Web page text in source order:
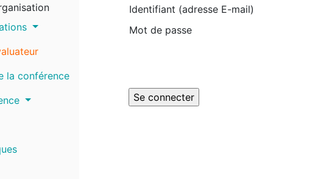
la conférence
Identifiant (adresse E-mail)
Mot de passe